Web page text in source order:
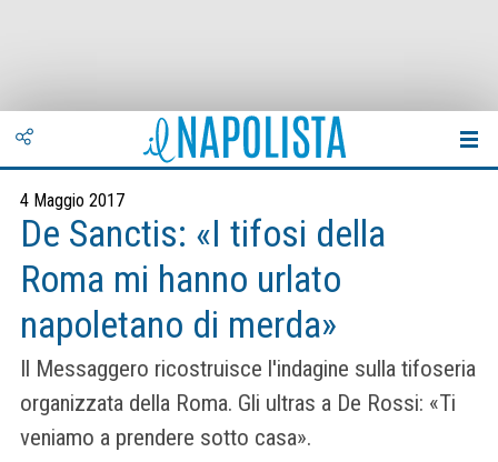
4 Maggio 2017
De Sanctis: «I tifosi della
Roma mi hanno urlato
napoletano di merda»
Il Messaggero ricostruisce l'indagine sulla tifoseria
organizzata della Roma. Gli ultras a De Rossi: «Ti
veniamo a prendere sotto casa».